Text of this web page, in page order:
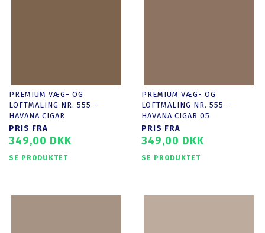
PREMIUM VÆG- OG
LOFTMALING NR. 555 -
HAVANA CIGAR
PRIS FRA
349,00 DKK
SE PRODUKTET
PREMIUM VÆG- OG
LOFTMALING NR. 555 -
HAVANA CIGAR 05
PRIS FRA
349,00 DKK
SE PRODUKTET